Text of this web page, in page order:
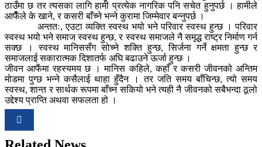
ठाउँमा छ तर त्यसका लागि हामी प्रत्येक नागरिक पनि सचेत हुनुपर्छ । हामीले
आफैँले के खाने, र कसरी बाँच्ने भन्ने कुरामा जिम्मेवार बन्नुपर्छ ।
अन्ततः, एउटा व्यक्ति स्वस्थ भयो भने परिवार स्वस्थ हुन्छ । परिवार
स्वस्थ भयो भने समाज स्वस्थ हुन्छ, र स्वस्थ समाजले नै समृद्ध राष्ट्र निर्माण गर्न
सक्छ । स्वस्थ मानिससँग सोच्ने शक्ति हुन्छ, सिर्जना गर्ने क्षमता हुन्छ र
समाजलाई सकारात्मक दिशातर्फ अघि बढाउने ऊर्जा हुन्छ ।
जीवन आफैंमा रहस्यमय छ । मानिस कहिले, कहाँ र कसरी जीवनको अन्तिम
मोडमा पुग्छ भन्ने कसैलाई थाहा हुँदैन । तर जति समय बाँचिन्छ, त्यो समय
स्वस्थ, शान्त र सार्थक रूपमा बाँच्न सकियो भने त्यही नै जीवनको सबैभन्दा ठूलो
उद्देश्य प्राप्ति अथवा सफलता हो ।